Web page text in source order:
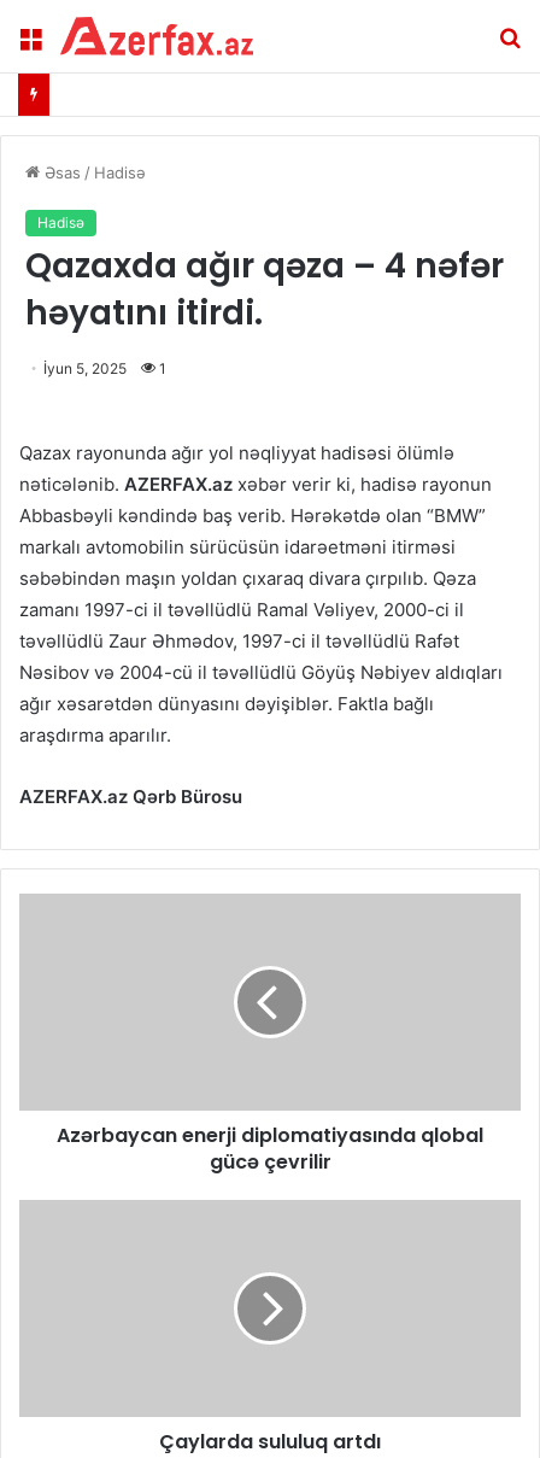
Menu
Əsas / Hadisə
Hadisə
Qazaxda ağır qəza – 4 nəfər
həyatını itirdi.
İyun 5, 2025 1
Qazax rayonunda ağır yol nəqliyyat hadisəsi ölümlə
nəticələnib. AZERFAX.az xəbər verir ki, hadisə rayonun
Abbasbəyli kəndində baş verib. Hərəkətdə olan “BMW”
markalı avtomobilin sürücüsün idarəetməni itirməsi
səbəbindən maşın yoldan çıxaraq divara çırpılıb. Qəza
zamanı 1997-ci il təvəllüdlü Ramal Vəliyev, 2000-ci il
təvəllüdlü Zaur Əhmədov, 1997-ci il təvəllüdlü Rafət
Nəsibov və 2004-cü il təvəllüdlü Göyüş Nəbiyev aldıqları
ağır xəsarətdən dünyasını dəyişiblər. Faktla bağlı
araşdırma aparılır.
AZERFAX.az Qərb Bürosu
Azərbaycan enerji diplomatiyasında qlobal
gücə çevrilir
Çaylarda sululuq artdı